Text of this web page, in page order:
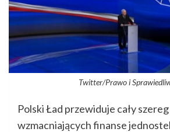
Twitter/Prawo i
Polski Ład przewiduje cały
wzmacniających finanse